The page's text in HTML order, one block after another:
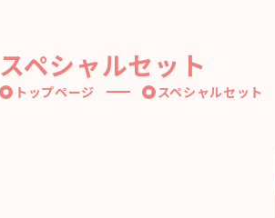
スペシャルセット
トップページ スペシャルセット